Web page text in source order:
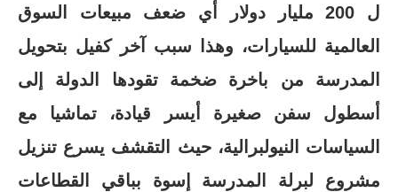
ل 200 مليار دولار أي ضعف مبيعات السوق
العالمية للسيارات، وهذا سبب آخر كفيل بتحويل
المدرسة من باخرة ضخمة تقودها الدولة إلى
أسطول سفن صغيرة أيسر قيادة، تماشيا مع
السياسات النيولبرالية، حيث التقشف يسرع تنزيل
مشروع لبرلة المدرسة إسوة بباقي القطاعات